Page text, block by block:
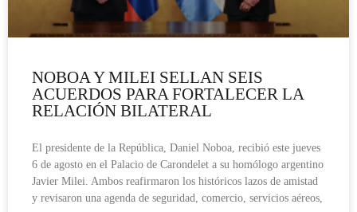
NOBOA Y MILEI SELLAN SEIS
ACUERDOS PARA FORTALECER LA
RELACIÓN BILATERAL
El presidente de la República, Daniel Noboa, recibió este jueves
6 de agosto en el Palacio de Carondelet a su homólogo argentino
Javier Milei. Ambos reafirmaron los históricos lazos de amistad
y revisaron una agenda de seguridad, comercio, servicios aéreos,